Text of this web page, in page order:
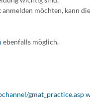
möchten, kann
ebenfalls möglich.
gmat_practice.asp